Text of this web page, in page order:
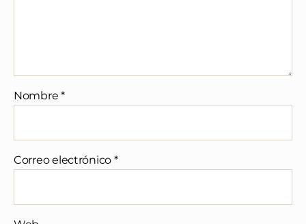
Nombre*
Correo electrónico *